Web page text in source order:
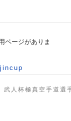
ページがありま
武人杯極真空手道選